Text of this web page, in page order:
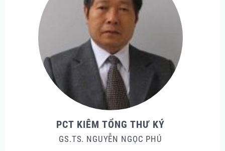
PCT KIÊM TỔNG THƯ KÝ
GS.TS. NGUYỄN NGỌC PHÚ